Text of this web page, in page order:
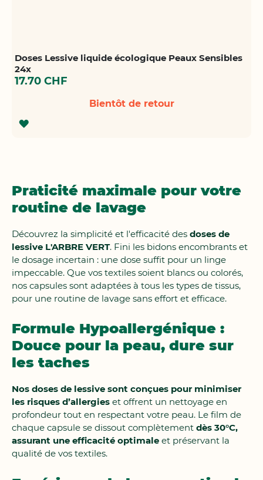
Praticité maximale pour votre
routine de lavage
Découvrez la simplicité et l'efficacité des doses de
lessive L'ARBRE VERT. Fini les bidons encombrants et
le dosage incertain : une dose suffit pour un linge
impeccable. Que vos textiles soient blancs ou colorés,
nos capsules sont adaptées à tous les types de tissus,
pour une routine de lavage sans effort et efficace.
Formule Hypoallergénique :
Douce pour la peau, dure sur
les taches
Nos doses de lessive sont conçues pour minimiser
les risques d’allergies et offrent un nettoyage en
profondeur tout en respectant votre peau. Le film de
chaque capsule se dissout complètement dès 30°C,
assurant une efficacité optimale et préservant la
qualité de vos textiles.
Doses Lessive liquide écologique Peaux Sensibles
24x
17.70 CHF
Bientôt de retour
AJOUTER
D'ACHATS